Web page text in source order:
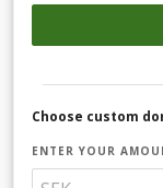
Choose custom
ENTER YOUR